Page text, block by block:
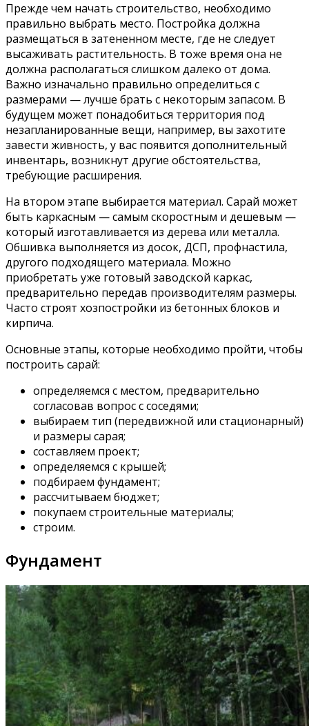
Прежде чем начать строительство, необходимо
правильно выбрать место. Постройка должна
размещаться в затененном месте, где не следует
высаживать растительность. В тоже время она не
должна располагаться слишком далеко от дома.
Важно изначально правильно определиться с
размерами — лучше брать с некоторым запасом. В
будущем может понадобиться территория под
незапланированные вещи, например, вы захотите
завести живность, у вас появится дополнительный
инвентарь, возникнут другие обстоятельства,
требующие расширения.
На втором этапе выбирается материал. Сарай может
быть каркасным — самым скоростным и дешевым —
который изготавливается из дерева или металла.
Обшивка выполняется из досок, ДСП, профнастила,
другого подходящего материала. Можно
приобретать уже готовый заводской каркас,
предварительно передав производителям размеры.
Часто строят хозпостройки из бетонных блоков и
кирпича.
Основные этапы, которые необходимо пройти, чтобы
построить сарай:
определяемся с местом, предварительно
согласовав вопрос с соседями;
выбираем тип (передвижной или стационарный)
и размеры сарая;
составляем проект;
определяемся с крышей;
подбираем фундамент;
рассчитываем бюджет;
покупаем строительные материалы;
строим.
Фундамент